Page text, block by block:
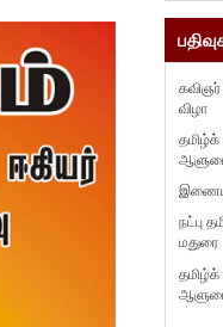
கவிஞர்
விழா
இணைய
நட்பு
மதுரை